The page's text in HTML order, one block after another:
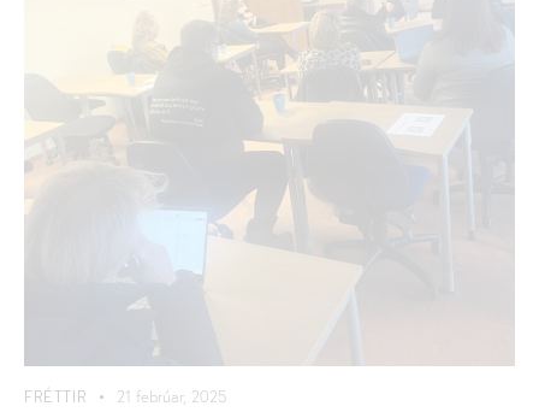
FRÉTTIR 21 febrúar, 2025